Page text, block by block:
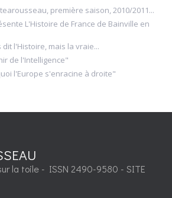
première saison, 2010/2011...
L'Histoire de France de Bainville en
l'Histoire, mais la vraie...
de l'Intelligence"
l'Europe s'enracine à droite"
la toile - ISSN 2490-9580 - SITE